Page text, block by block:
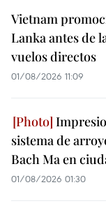
Vietnam
Lanka antes de
vuelos directos
01/08/2026 11:09
sistema de
Bach Ma en
01/08/2026 01:30